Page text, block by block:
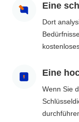
Eine
Dort
Eine
Wenn Sie